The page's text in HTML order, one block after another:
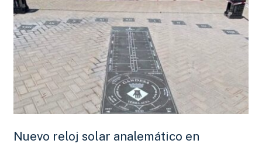
Nuevo reloj solar analemático en